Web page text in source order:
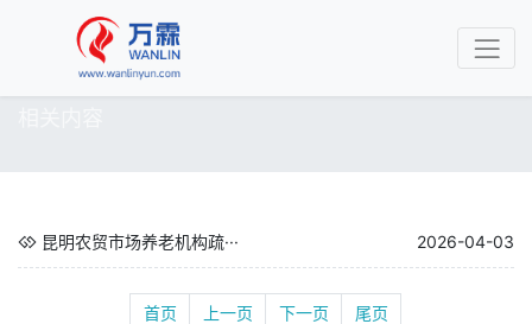
昆明农贸市场养老机构疏··· 2026-04-03
首页 上一页 下一页 尾页